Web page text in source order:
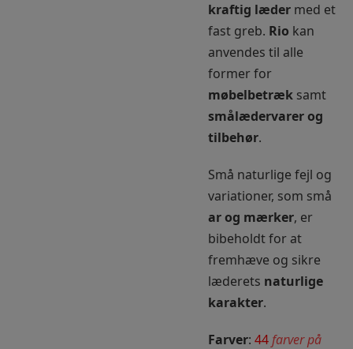
kraftig læder med et
fast greb. Rio kan
anvendes til alle
former for
møbelbetræk samt
smålædervarer og
tilbehør.
Små naturlige fejl og
variationer, som små
ar og mærker, er
bibeholdt for at
fremhæve og sikre
læderets naturlige
karakter.
Farver: 44 farver på